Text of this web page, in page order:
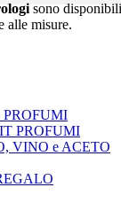
sono
alle misure.
PROFUMI
PROFUMI
VINO e ACETO